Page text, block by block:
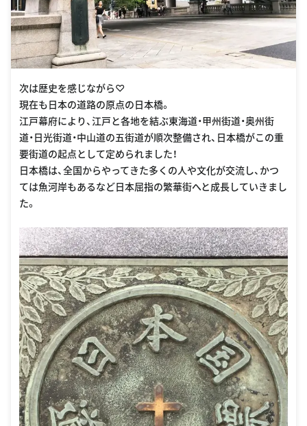
次は歴史を感じながら♡
現在も日本の道路の原点の日本橋。
江戸幕府により、江戸と各地を結ぶ東海道・甲州街道・奥州街
道・日光街道・中山道の五街道が順次整備され、日本橋がこの重
要街道の起点として定められました！
日本橋は、全国からやってきた多くの人や文化が交流し、かつ
ては魚河岸もあるなど日本屈指の繁華街へと成長していきまし
た。